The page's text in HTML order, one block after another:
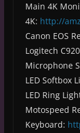
Main 4K
4K: http://
Canon EOS
Logitech
Microphone
LED Softbox
LED Ring
Motospeed
Keyboard: